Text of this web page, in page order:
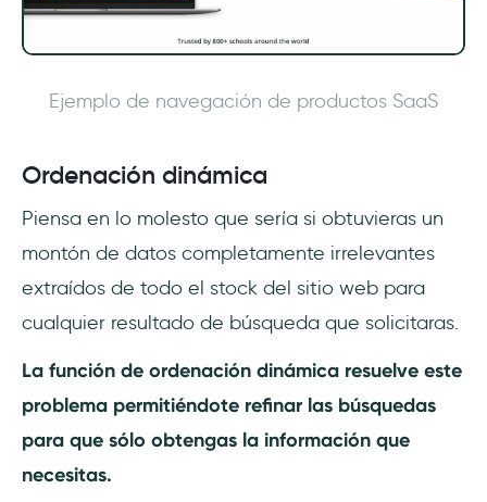
Ejemplo de navegación de productos SaaS
Ordenación dinámica
Piensa en lo molesto que sería si obtuvieras un
montón de datos completamente irrelevantes
extraídos de todo el stock del sitio web para
cualquier resultado de búsqueda que solicitaras.
La función de ordenación dinámica resuelve este
problema permitiéndote refinar las búsquedas
para que sólo obtengas la información que
necesitas.